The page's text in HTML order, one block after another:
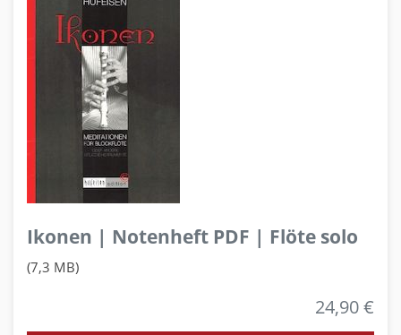
Ikonen | Notenheft PDF | Flöte solo
(7,3 MB)
24,90 €